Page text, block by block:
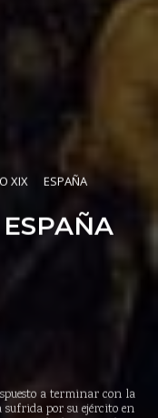
XIX ESPAÑA
a terminar con la
por su ejército en